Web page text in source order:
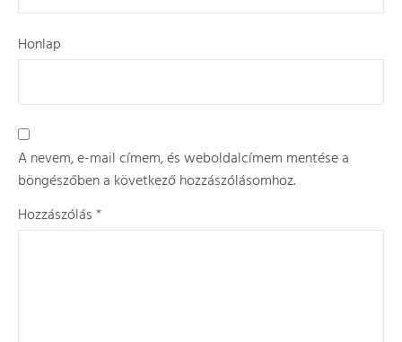
Honlap
A nevem, e-mail címem, és weboldalcímem mentése a
böngészőben a következő hozzászólásomhoz.
Hozzászólás*